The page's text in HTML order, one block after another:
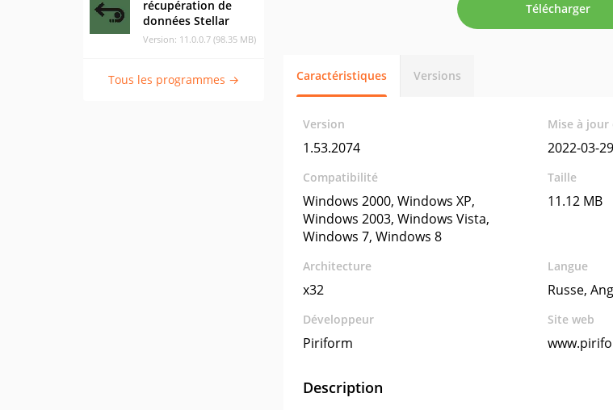
récupération de
données Stellar
Version: 11.0.0.7 (98.35 MB)
Tous les programmes →
Télécharger
Caractéristiques Versions
Version
1.53.2074
Mise à jour
2022-03-
Compatibilité
Windows 2000, Windows XP,
Windows 2003, Windows Vista,
Windows 7, Windows 8
Taille
11.12 MB
Architecture
x32
Langue
Russe,
Développeur
Piriform
Site web
Description